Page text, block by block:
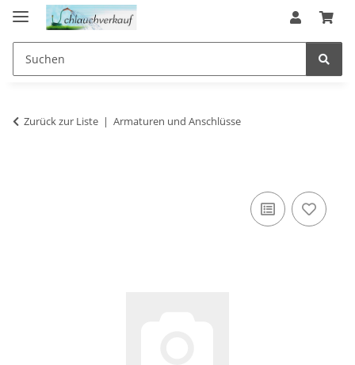
Zurück zur Liste Armaturen und Anschlüsse